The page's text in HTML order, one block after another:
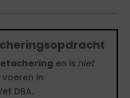
en is niet
in
DBA.